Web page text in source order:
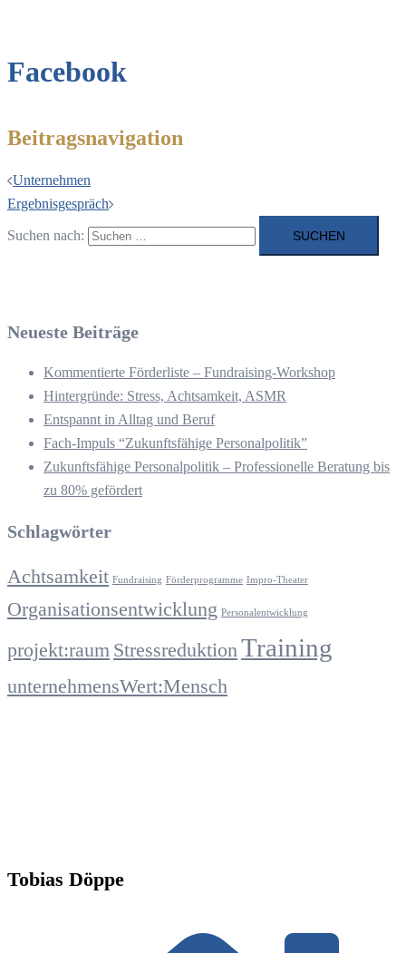
Facebook
Beitragsnavigation
Unternehmen
Ergebnisgespräch
Suchen nach:
Neueste Beiträge
Kommentierte Förderliste – Fundraising-Workshop
Hintergründe: Stress, Achtsamkeit, ASMR
Entspannt in Alltag und Beruf
Fach-Impuls “Zukunftsfähige Personalpolitik”
Zukunftsfähige Personalpolitik – Professionelle Beratung bis
zu 80% gefördert
Schlagwörter
Achtsamkeit Fundraising Förderprogramme Impro-Theater
Organisationsentwicklung Personalentwicklung
projekt:raum StressreduktionTraining
unternehmensWert:Mensch
Tobias Döppe